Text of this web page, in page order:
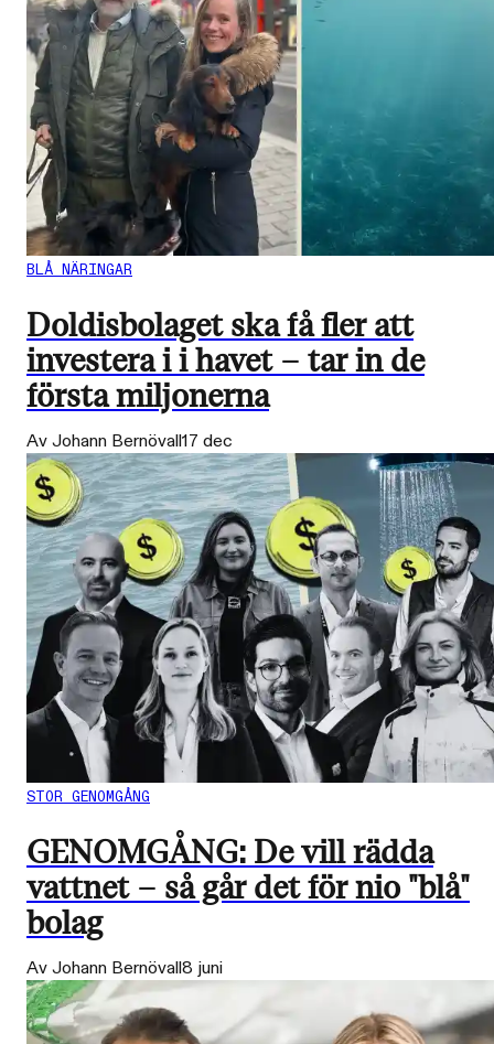
BLÅ NÄRINGAR
Doldisbolaget ska få fler att
investera i i havet – tar in de
första miljonerna
Av Johann Bernövall17 dec
STOR GENOMGÅNG
GENOMGÅNG: De vill rädda
vattnet – så går det för nio "blå"
bolag
Av Johann Bernövall8 juni